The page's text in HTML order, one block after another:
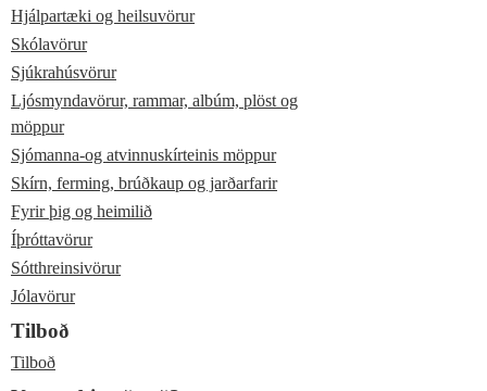
Hjálpartæki og heilsuvörur
Skólavörur
Sjúkrahúsvörur
Ljósmyndavörur, rammar, albúm, plöst og
möppur
Sjómanna-og atvinnuskírteinis möppur
Skírn, ferming, brúðkaup og jarðarfarir
Fyrir þig og heimilið
Íþróttavörur
Sótthreinsivörur
Jólavörur
Tilboð
Tilboð